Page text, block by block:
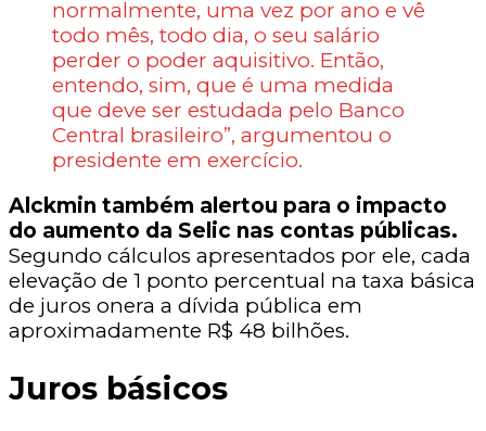
normalmente, uma vez por ano e vê
todo mês, todo dia, o seu salário
perder o poder aquisitivo. Então,
entendo, sim, que é uma medida
que deve ser estudada pelo Banco
Central brasileiro”, argumentou o
presidente em exercício.
Alckmin também alertou para o impacto
do aumento da Selic nas contas públicas.
Segundo cálculos apresentados por ele, cada
elevação de 1 ponto percentual na taxa básica
de juros onera a dívida pública em
aproximadamente R$ 48 bilhões.
Juros básicos